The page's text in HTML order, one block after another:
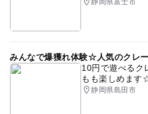
みんなで爆獲れ体験☆人気のクレ
10円で遊べるク
もも楽しめます
静岡県島田市